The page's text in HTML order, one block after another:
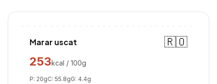
Marar uscat
🇷🇴
253kcal / 100g
P: 20gC: 55.8gG: 4.4g